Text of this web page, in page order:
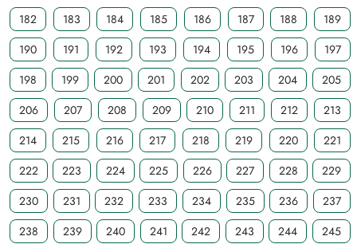
182 183 184 185 186 187 188
189
190
191 192 193 194 195 196
197
198
199 200 201 202 203 204
205
206
207 208 209 210 211 212
213
214
215 216 217 218 219 220
221
222
223 224 225 226 227 228
229
230
231 232 233 234 235 236
237
238
239 240 241 242 243 244
245